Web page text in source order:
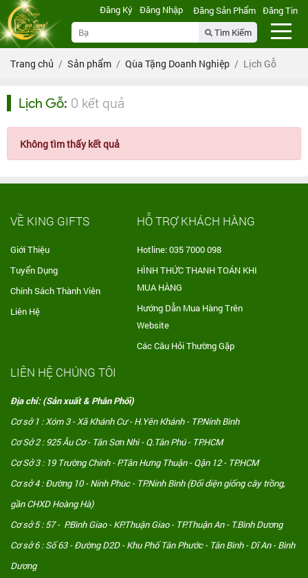
Tìm Kiếm
Đăng Ký Đăng Nhập Đăng Sản Phẩm Đăng Tin
Trang chủ Sản phẩm Qùa Tặng Doanh Nghiệp Lịch Gỗ
Lịch Gỗ: 0 kết quả
Không tìm thấy kết quả
VỀ KING GIFTS
Giới Thiệu
Tuyển Dụng
Chính Sách Thành Viên
Liên Hệ
HỖ TRỢ KHÁCH HÀNG
Hotline: 035 7000 098
HÌNH THỨC THANH TOÁN KHI
MUA HÀNG
Hướng Dẫn Mua Hàng Trên
Website
Các Câu Hỏi Thường Gặp
LIÊN HỆ CHÚNG TÔI
Địa chỉ: (Sản xuất & Phân Phối)
Cơ sở 1 : Xóm 3 - Xã Khánh Cư - H.Yên Khánh - TP.Ninh Bình
Cơ Sở 2 : 925 Âu Cơ - Tân Sơn Nhì - Q.Tân Phú - TP.HCM
Cơ Sở 3 : 19 Trường Chinh - P.Tân Hưng Thuận - Qận 12 - TP.HCM
Cơ sở 4 : Đường 10 - Ninh Phúc - TP.Ninh Bình (Đối diện giống cây trồng,
gần CHXD Hoàng Hà)
Cơ sở 5 : 57 - P.Bình Giao - KP.Thuận Giao - TP.Thuận An - T.Bình Dương
Cơ sở 6 : Số 63 - Đường D2D - Khu Phố Tân Phước - Tân Bình - Dĩ An - Bình
Dương